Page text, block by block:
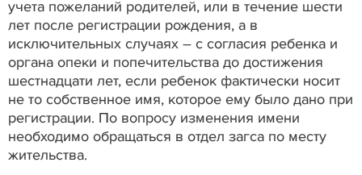
учета пожеланий родителей, или в течение шести
лет после регистрации рождения, а в
исключительных случаях – с согласия ребенка и
органа опеки и попечительства до достижения
шестнадцати лет, если ребенок фактически носит
не то собственное имя, которое ему было дано при
регистрации. По вопросу изменения имени
необходимо обращаться в отдел загса по месту
жительства.